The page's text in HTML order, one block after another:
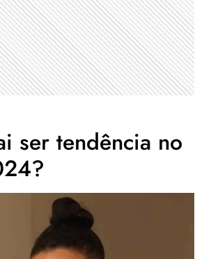
ser tendência no